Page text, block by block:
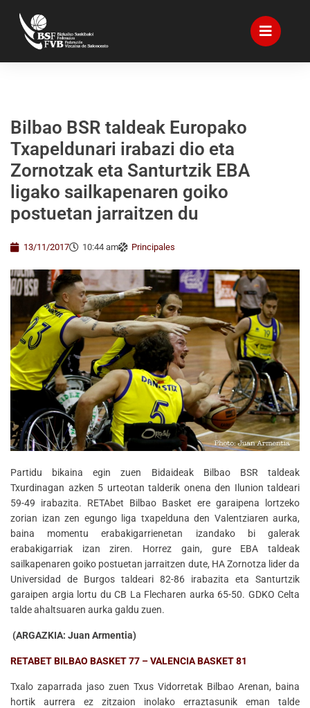
Bilbao BSR taldeak Europako
Txapeldunari irabazi dio eta
Zornotzak eta Santurtzik EBA
ligako sailkapenaren goiko
postuetan jarraitzen du
13/11/2017 10:44 am Principales
Partidu bikaina egin zuen Bidaideak Bilbao BSR taldeak
Txurdinagan azken 5 urteotan talderik onena den Ilunion taldeari
59-49 irabazita. RETAbet Bilbao Basket ere garaipena lortzeko
zorian izan zen egungo liga txapelduna den Valentziaren aurka,
baina momentu erabakigarrienetan izandako bi galerak
erabakigarriak izan ziren. Horrez gain, gure EBA taldeak
sailkapenaren goiko postuetan jarraitzen dute, HA Zornotza lider da
Universidad de Burgos taldeari 82-86 irabazita eta Santurtzik
garaipen argia lortu du CB La Flecharen aurka 65-50. GDKO Celta
talde ahaltsuaren aurka galdu zuen.
(ARGAZKIA: Juan Armentia)
RETABET BILBAO BASKET 77 – VALENCIA BASKET 81
Txalo zaparrada jaso zuen Txus Vidorretak Bilbao Arenan, baina
hortik aurrera ez zitzaion inolako erraztasunik eman talde